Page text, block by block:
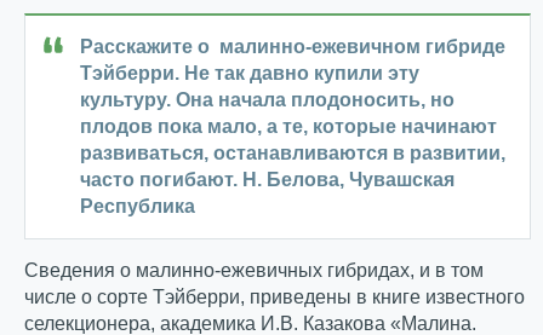
Расскажите о малинно-ежевичном гибриде
Тэйберри. Не так давно купили эту
культуру. Она начала плодоносить, но
плодов пока мало, а те, которые начинают
развиваться, останавливаются в развитии,
часто погибают. Н. Белова, Чувашская
Республика
Сведения о малинно-ежевичных гибридах, и в том
числе о сорте Тэйберри, приведены в книге известного
селекционера, академика И.В. Казакова «Малина.